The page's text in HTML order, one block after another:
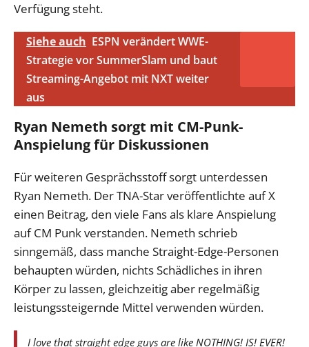
Verfügung steht.
Siehe auch ESPN verändert WWE-
Strategie vor SummerSlam und baut
Streaming-Angebot mit NXT weiter
aus
Ryan Nemeth sorgt mit CM-Punk-
Anspielung für Diskussionen
Für weiteren Gesprächsstoff sorgt unterdessen
Ryan Nemeth. Der TNA-Star veröffentlichte auf X
einen Beitrag, den viele Fans als klare Anspielung
auf CM Punk verstanden. Nemeth schrieb
sinngemäß, dass manche Straight-Edge-Personen
behaupten würden, nichts Schädliches in ihren
Körper zu lassen, gleichzeitig aber regelmäßig
leistungssteigernde Mittel verwenden würden.
I love that straight edge guys are like NOTHING! IS! EVER!